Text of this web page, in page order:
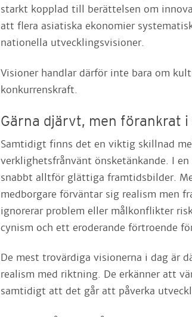
starkt kopplad till berättelsen om
att flera asiatiska ekonomier
nationella utvecklingsvisioner.
Visioner handlar därför inte bara om
konkurrenskraft.
Gärna djärvt, men förankrat
Samtidigt finns det en viktig skillnad
verklighetsfrånvänt önsketänkande. I
snabbt alltför glättiga framtidsbilder.
medborgare förväntar sig realism men
ignorerar problem eller målkonflikter
cynism och ett eroderande förtroende
De mest trovärdiga visionerna i dag är
realism med riktning. De erkänner att
samtidigt att det går att påverka